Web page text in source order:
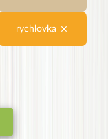
rychlovka